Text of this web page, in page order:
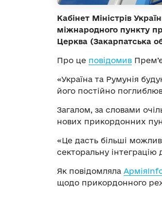
Кабінет Міністрів
міжнародного пункту
Церква (Закарпатська
Про це повідомив
«Україна та Румунія
його постійно
Загалом, за словами
нових прикордонних
«Це дасть більші
секторальну
Як повідомляла
щодо прикордонного